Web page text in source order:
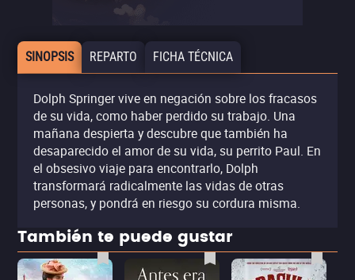
SINOPSIS REPARTO FICHA TÉCNICA
Dolph Springer vive en negación sobre los fracasos
de su vida, como haber perdido su trabajo. Una
mañana despierta y descubre que también ha
desaparecido el amor de su vida, su perrito Paul. En
el obsesivo viaje para encontrarlo, Dolph
transformará radicalmente las vidas de otras
personas, y pondrá en riesgo su cordura misma.
También te puede gustar